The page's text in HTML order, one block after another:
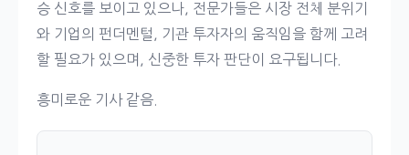
승 신호를 보이고 있으나, 전문가들은 시장 전체 분위기
와 기업의 펀더멘털, 기관 투자자의 움직임을 함께 고려
할 필요가 있으며, 신중한 투자 판단이 요구됩니다.
흥미로운 기사 같음.